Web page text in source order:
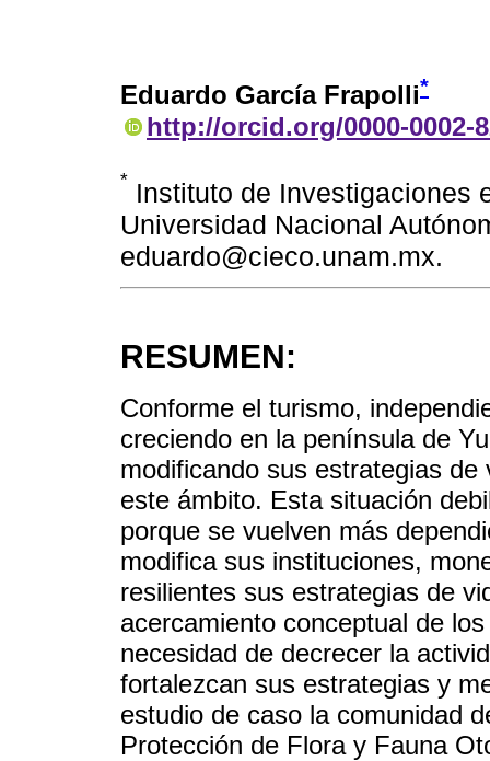
Eduardo García Frapolli*
http://orcid.org/0000-0002-
* Instituto de Investigaciones
Universidad Nacional
eduardo@cieco.unam.mx.
RESUMEN:
Conforme el turismo,
creciendo en la península de
modificando sus estrategias
este ámbito. Esta situación
porque se vuelven más
modifica sus instituciones,
resilientes sus estrategias de
acercamiento conceptual de
necesidad de decrecer la
fortalezcan sus estrategias y
estudio de caso la comunidad
Protección de Flora y Fauna